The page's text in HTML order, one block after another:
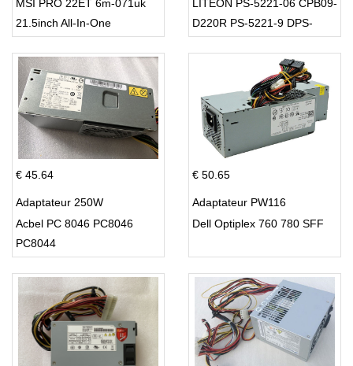
MSI PRO 22ET 6m-071uk
21.5inch All-In-One
LITEON PS-5221-06 CPB09-
D220R PS-5221-9 DPS-
€ 45.64
Adaptateur 250W
Acbel PC 8046 PC8046
PC8044
€ 50.65
Adaptateur PW116
Dell Optiplex 760 780 SFF